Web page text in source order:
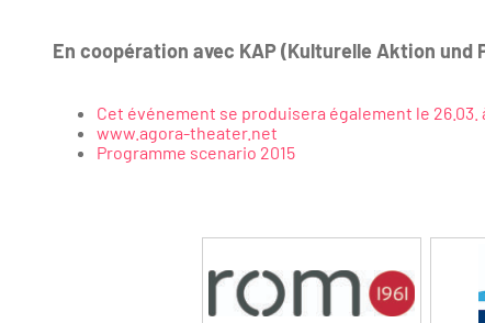
En coopération avec KAP (Kulturelle Aktion und
Cet événement se produisera également le 26.03.
www.agora-theater.net
Programme scenario 2015